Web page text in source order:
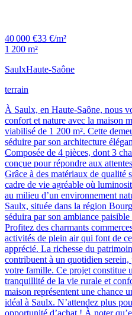
40 000 €33 €/m²
1 200 m²
SaulxHaute-Saône
terrain
À Saulx, en Haute-Saône, nous
confort et nature avec la maison
viabilisé de 1 200 m². Cette
séduire par son architecture
Composée de 4 pièces, dont 3
conçue pour répondre aux
Grâce à des matériaux de qualité
cadre de vie agréable où
au milieu d’un environnement
Saulx, située dans la région
séduira par son ambiance
Profitez des charmants
activités de plein air qui font de
apprécié. La richesse du
contribuent à un quotidien serein,
votre famille. Ce projet constitue
tranquillité de la vie rurale et
maison représentent une chance
idéal à Saulx. N’attendez plus
opportunité d’achat ! À noter